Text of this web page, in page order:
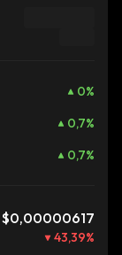
0%
0,7%
0,7%
$0,00000617
43,39%